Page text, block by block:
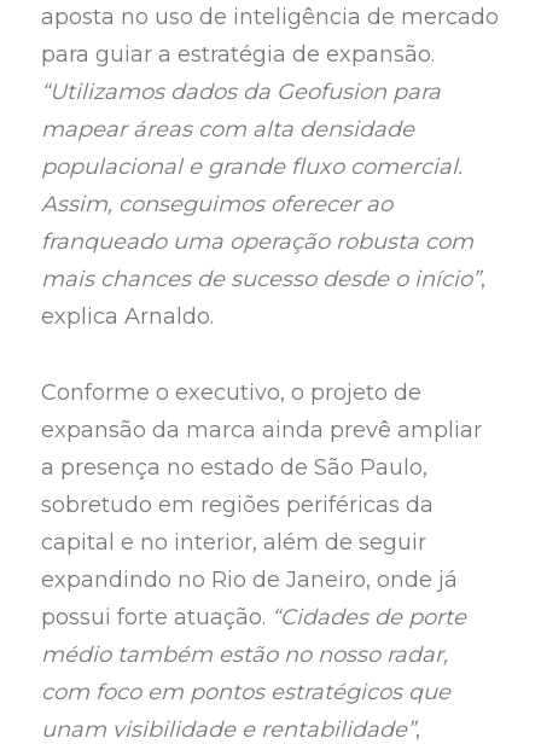
aposta no uso de inteligência de mercado
para guiar a estratégia de expansão.
“Utilizamos dados da Geofusion para
mapear áreas com alta densidade
populacional e grande fluxo comercial.
Assim, conseguimos oferecer ao
franqueado uma operação robusta com
mais chances de sucesso desde o início”,
explica Arnaldo.
Conforme o executivo, o projeto de
expansão da marca ainda prevê ampliar
a presença no estado de São Paulo,
sobretudo em regiões periféricas da
capital e no interior, além de seguir
expandindo no Rio de Janeiro, onde já
possui forte atuação. “Cidades de porte
médio também estão no nosso radar,
com foco em pontos estratégicos que
unam visibilidade e rentabilidade”,